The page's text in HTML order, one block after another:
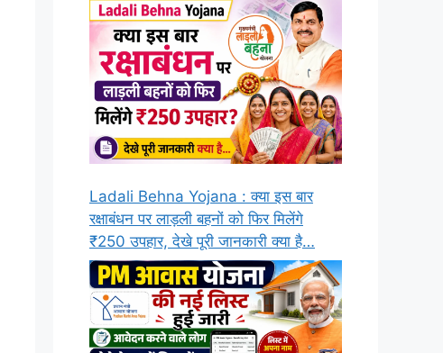
Ladali Behna Yojana : क्या इस बार
रक्षाबंधन पर लाड़ली बहनों को फिर मिलेंगे
₹250 उपहार, देखे पूरी जानकारी क्या है…